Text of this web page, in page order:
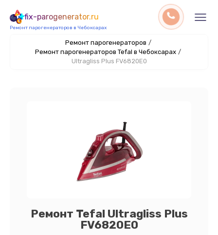
fix-parogenerator.ru
Ремонт парогенераторов в Чебоксарах
Ремонт парогенераторов /
Ремонт парогенераторов Tefal в Чебоксарах /
Ultragliss Plus FV6820E0
Ремонт Tefal Ultragliss Plus
FV6820E0